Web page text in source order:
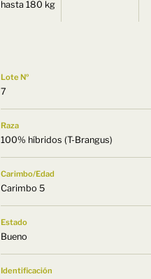
hasta 180 kg
Lote Nº
7
Raza
100% híbridos (T-Brangus)
Carimbo/Edad
Carimbo 5
Estado
Bueno
Identificación